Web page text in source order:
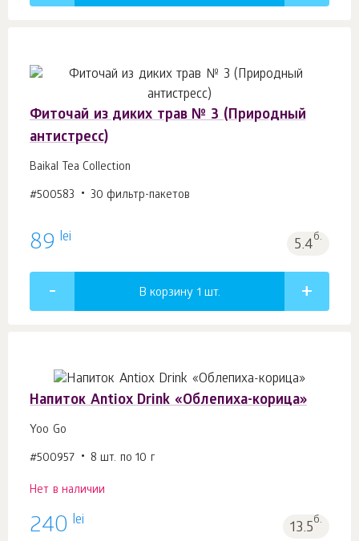
Фиточай из диких трав № 3 (Природный
антистресс)
Baikal Tea Collection
#500583 30 фильтр-пакетов
89 lei 5.4б.
В корзину 1 шт.
Напиток Antiox Drink «Облепиха-корица»
Yoo Gо
#500957 8 шт. по 10 г
Нет в наличии
240 lei 13.5б.